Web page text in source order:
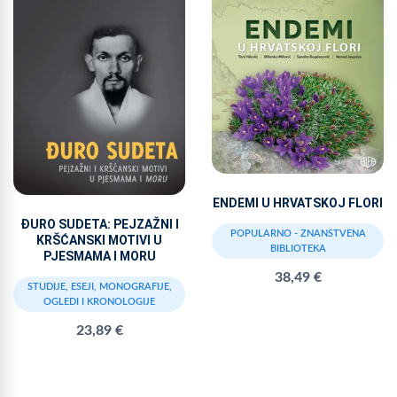
ĐURO SUDETA: PEJZAŽNI I
KRŠĆANSKI MOTIVI U
PJESMAMA I MORU
STUDIJE, ESEJI, MONOGRAFIJE,
OGLEDI I KRONOLOGIJE
23,89 €
ENDEMI U HRVATSKOJ FLORI
POPULARNO - ZNANSTVENA
BIBLIOTEKA
38,49 €